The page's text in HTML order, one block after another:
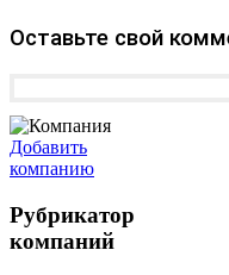
Оставьте свой
Добавить
компанию
Рубрикатор
компаний